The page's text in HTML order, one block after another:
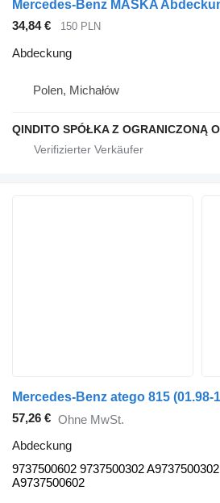
34,84 € 150 PLN
Abdeckung
Polen, Michałów
57,26 € Ohne MwSt.
Abdeckung
9737500602 9737500302 A9737500302
A9737500602